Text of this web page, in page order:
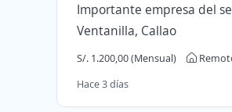
Importante empresa del
Ventanilla, Callao
S/. 1.200,00 (Mensual)
Hace 3 días